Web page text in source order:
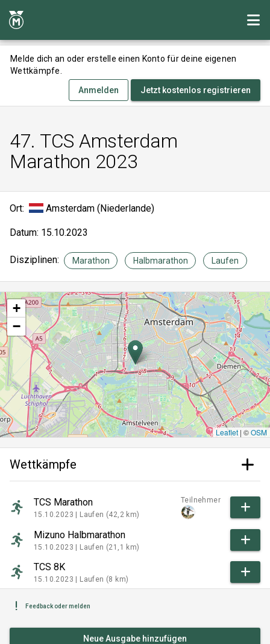
Melde dich an oder erstelle einen Konto für deine eigenen
Wettkämpfe.
Anmelden
Jetzt kostenlos registrieren
47. TCS Amsterdam
Marathon 2023
Neue Ausgabe hinzufügen
Ort: Amsterdam (Niederlande)
Datum: 15.10.2023
Disziplinen: Marathon Halbmarathon Laufen
+
−
Leaflet | ©OSM
Wettkämpfe
TCS Marathon
15.10.2023 | Laufen (42,2 km)
Teilnehmer
Mizuno Halbmarathon
15.10.2023 | Laufen (21,1 km)
TCS 8K
15.10.2023 | Laufen (8 km)
Feedback oder melden